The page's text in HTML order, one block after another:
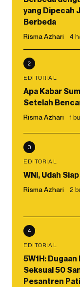
yang Dipecah
Berbeda
Risma Azhari 4
2
EDITORIAL
Apa Kabar
Setelah
Risma Azhari 1
3
EDITORIAL
WNI, Udah
Risma Azhari 2
4
EDITORIAL
5W1H:
Seksual 50
Pesantren